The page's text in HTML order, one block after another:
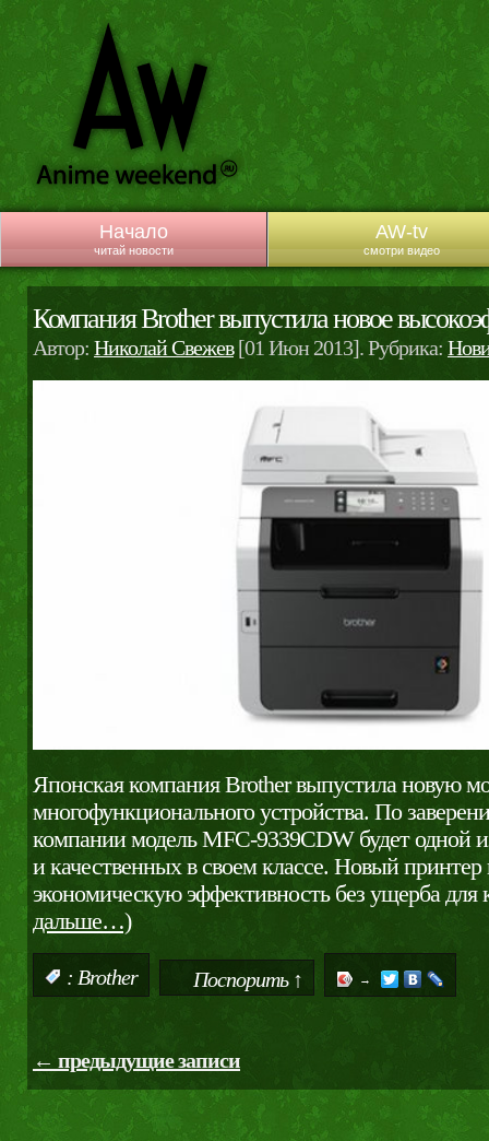
Начало
читай новости
AW-tv
смотри видео
Компания Brother выпустила новое
Автор: Николай Свежев[01 Июн 2013]. Рубрика:
Японская компания Brother выпустила новую
многофункционального устройства. По
компании модель MFC-9339CDW будет одной
и качественных в своем классе. Новый принтер
экономическую эффективность без ущерба для
дальше…)
: Brother Поспорить ↑ →
← предыдущие записи